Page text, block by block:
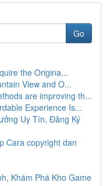
Go
the Origina...
View and O...
are improving th...
Experience Is...
Uy Tín, Đăng Ký
Cara copyright dan
Khám Phá Kho Game